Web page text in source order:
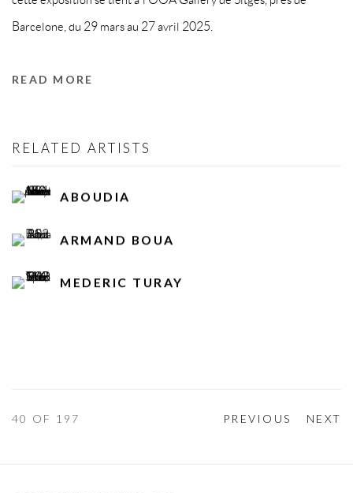
Barcelone, du 29 mars au 27 avril 2025.
READ MORE
RELATED ARTISTS
ABOUDIA
ARMAND BOUA
MEDERIC TURAY
PREVIOUS NEXT
40 OF 197